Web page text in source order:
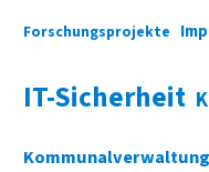
Forschungsprojekte
IT-Sicherheit
Kommunalverwaltung